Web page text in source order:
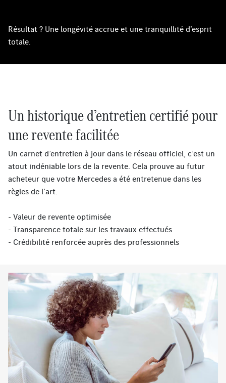
Résultat ? Une longévité accrue et une tranquillité d’esprit
totale.
Un historique d’entretien certifié pour
une revente facilitée
Un carnet d’entretien à jour dans le réseau officiel, c’est un
atout indéniable lors de la revente. Cela prouve au futur
acheteur que votre Mercedes a été entretenue dans les
règles de l’art.
- Valeur de revente optimisée
- Transparence totale sur les travaux effectués
- Crédibilité renforcée auprès des professionnels